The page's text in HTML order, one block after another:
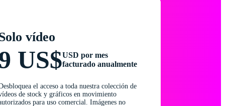
vídeo
US$USD por mes
facturado anualmente
el acceso a toda nuestra colección de
de stock y gráficos en movimiento
para uso comercial. Imágenes no